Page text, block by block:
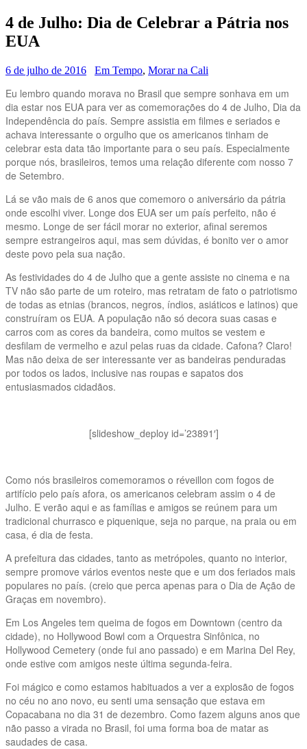
4 de Julho: Dia de Celebrar a Pátria nos
EUA
6 de julho de 2016 Em Tempo, Morar na Cali
Eu lembro quando morava no Brasil que sempre sonhava em um
dia estar nos EUA para ver as comemorações do 4 de Julho, Dia da
Independência do país. Sempre assistia em filmes e seriados e
achava interessante o orgulho que os americanos tinham de
celebrar esta data tão importante para o seu país. Especialmente
porque nós, brasileiros, temos uma relação diferente com nosso 7
de Setembro.
Lá se vão mais de 6 anos que comemoro o aniversário da pátria
onde escolhi viver. Longe dos EUA ser um país perfeito, não é
mesmo. Longe de ser fácil morar no exterior, afinal seremos
sempre estrangeiros aqui, mas sem dúvidas, é bonito ver o amor
deste povo pela sua nação.
As festividades do 4 de Julho que a gente assiste no cinema e na
TV não são parte de um roteiro, mas retratam de fato o patriotismo
de todas as etnias (brancos, negros, índios, asiáticos e latinos) que
construíram os EUA. A população não só decora suas casas e
carros com as cores da bandeira, como muitos se vestem e
desfilam de vermelho e azul pelas ruas da cidade. Cafona? Claro!
Mas não deixa de ser interessante ver as bandeiras penduradas
por todos os lados, inclusive nas roupas e sapatos dos
entusiasmados cidadãos.
[slideshow_deploy id=’23891′]
Como nós brasileiros comemoramos o réveillon com fogos de
artifício pelo país afora, os americanos celebram assim o 4 de
Julho. E verão aqui e as famílias e amigos se reúnem para um
tradicional churrasco e piquenique, seja no parque, na praia ou em
casa, é dia de festa.
A prefeitura das cidades, tanto as metrópoles, quanto no interior,
sempre promove vários eventos neste que e um dos feriados mais
populares no país. (creio que perca apenas para o Dia de Ação de
Graças em novembro).
Em Los Angeles tem queima de fogos em Downtown (centro da
cidade), no Hollywood Bowl com a Orquestra Sinfônica, no
Hollywood Cemetery (onde fui ano passado) e em Marina Del Rey,
onde estive com amigos neste última segunda-feira.
Foi mágico e como estamos habituados a ver a explosão de fogos
no céu no ano novo, eu senti uma sensação que estava em
Copacabana no dia 31 de dezembro. Como fazem alguns anos que
não passo a virada no Brasil, foi uma forma boa de matar as
saudades de casa.